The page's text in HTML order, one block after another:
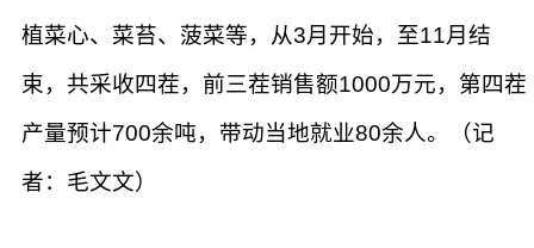
植菜心、菜苔、菠菜等，从3月开始，至11月结
束，共采收四茬，前三茬销售额1000万元，第四茬
产量预计700余吨，带动当地就业80余人。（记
者：毛文文）